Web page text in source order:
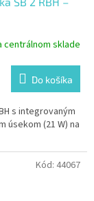
centrálnom sklade
Do košíka
s integrovaným
úsekom (21 W) na
Kód: 44067